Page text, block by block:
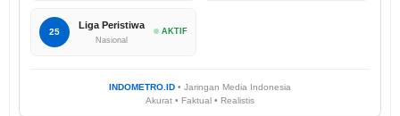
25
Liga Peristiwa
Nasional
AKTIF
INDOMETRO.ID • Jaringan Media Indonesia
Akurat • Faktual • Realistis